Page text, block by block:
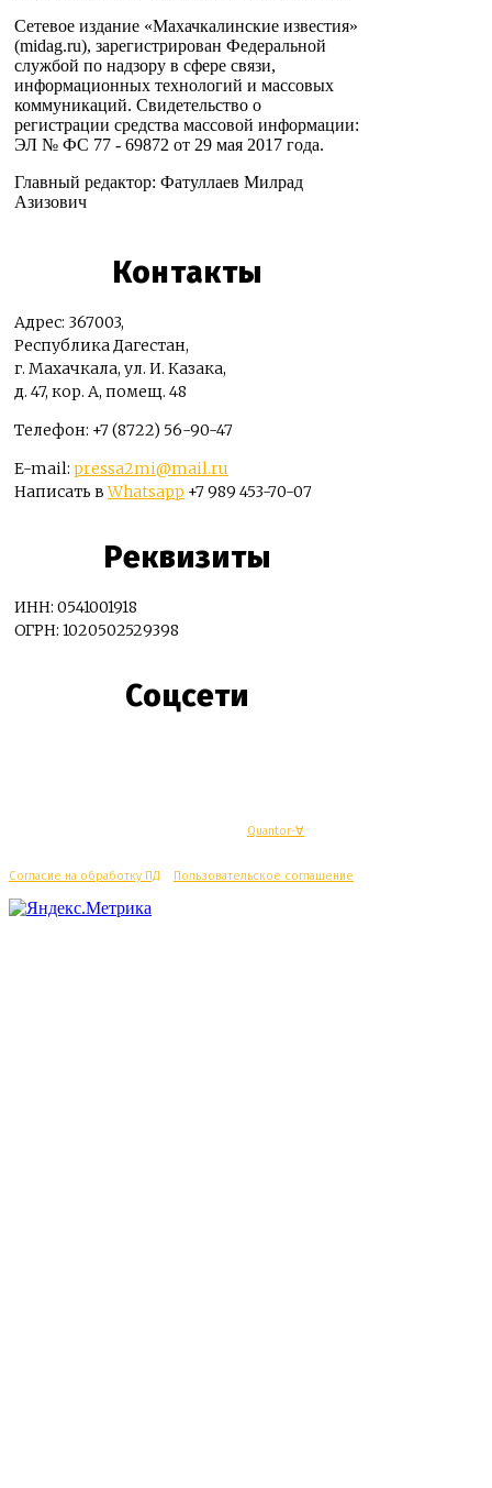
Сетевое издание «Махачкалинские известия»
(midag.ru), зарегистрирован Федеральной
службой по надзору в сфере связи,
информационных технологий и массовых
коммуникаций. Свидетельство о
регистрации средства массовой информации:
ЭЛ № ФС 77 - 69872 от 29 мая 2017 года.
Главный редактор: Фатуллаев Милрад
Азизович
Контакты
Адрес: 367003,
Республика Дагестан,
г. Махачкала, ул. И. Казака,
д. 47, кор. А, помещ. 48
Телефон: +7 (8722) 56-90-47
E-mail: pressa2mi@mail.ru
Написать вWhatsapp +7 989 453-70-07
Реквизиты
ИНН: 0541001918
ОГРН: 1020502529398
Соцсети
Quantor-∀
Согласие на обработку ПД Пользовательское соглашение